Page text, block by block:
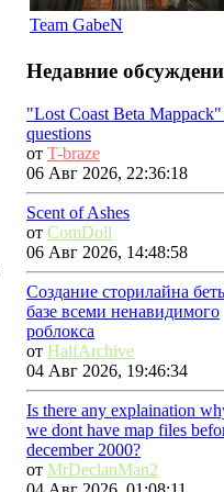
Team GabeN
Недавние
"Lost Coast Beta Mappack"
questions
от T-braze
06 Авг 2026, 22:36:18
Scent of Ashes
от ComDoll
06 Авг 2026, 14:48:58
Создание сторилайна
базе всеми ненавидимого
роблокса
от HalfArchive
04 Авг 2026, 19:46:34
Is there any explaination
we dont have map files
december 2000?
от MrDeclanMan2